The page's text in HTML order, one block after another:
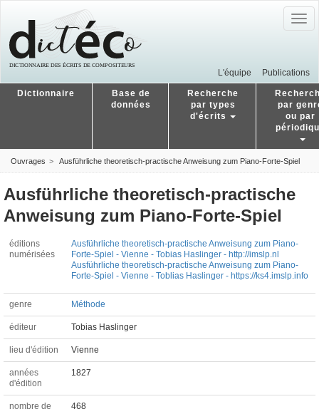
L'équipe Publications
Dictionnaire
Base de
données
Recherche
par types
d'écrits
par
ou par
Ouvrages Ausführliche theoretisch-practische Anweisung zum Piano-Forte-Spiel
Ausführliche theoretisch-practische
Anweisung zum Piano-Forte-Spiel
éditions
numérisées
Ausführliche theoretisch-practische Anweisung zum Piano-
Forte-Spiel - Vienne - Tobias Haslinger - http://imslp.nl
Ausführliche theoretisch-practische Anweisung zum Piano-
Forte-Spiel - Vienne - Toblias Haslinger - https://ks4.imslp.info
genre Méthode
éditeur Tobias Haslinger
lieu d'édition Vienne
années
d'édition
1827
nombre de
468